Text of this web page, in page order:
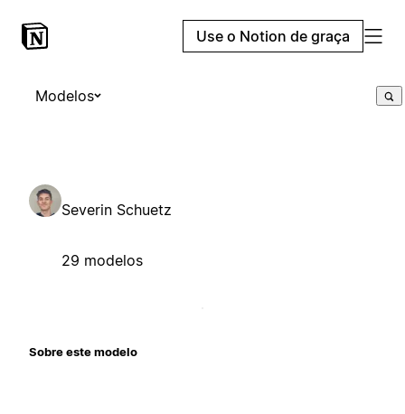
Use o Notion de graça
Modelos
Severin Schuetz
29 modelos
Sobre este modelo